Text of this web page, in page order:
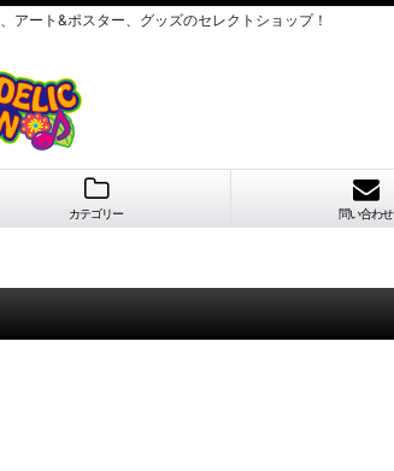
アート&ポスター、グッズのセレクトショップ！
カテゴリー 問い合わせ